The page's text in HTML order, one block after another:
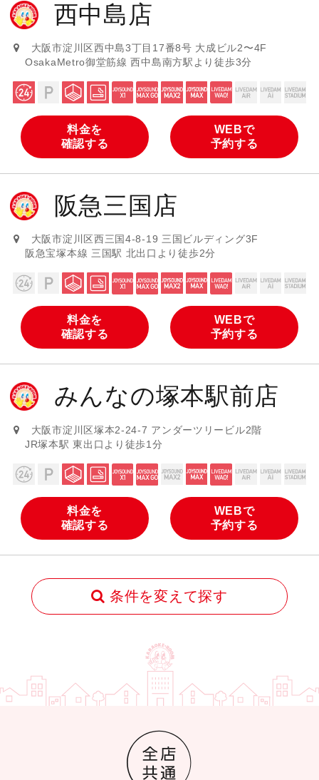
西中島店
大阪市淀川区西中島3丁目17番8号 大成ビル2〜4F
OsakaMetro御堂筋線 西中島南方駅より徒歩3分
料金を
確認する
WEBで
予約する
阪急三国店
大阪市淀川区西三国4-8-19 三国ビルディング3F
阪急宝塚本線 三国駅 北出口より徒歩2分
料金を
確認する
WEBで
予約する
みんなの塚本駅前店
大阪市淀川区塚本2-24-7 アンダーツリービル2階
JR塚本駅 東出口より徒歩1分
料金を
確認する
WEBで
予約する
条件を変えて探す